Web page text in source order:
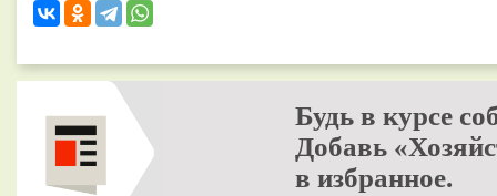
Будь в курсе
Добавь
в избранное.